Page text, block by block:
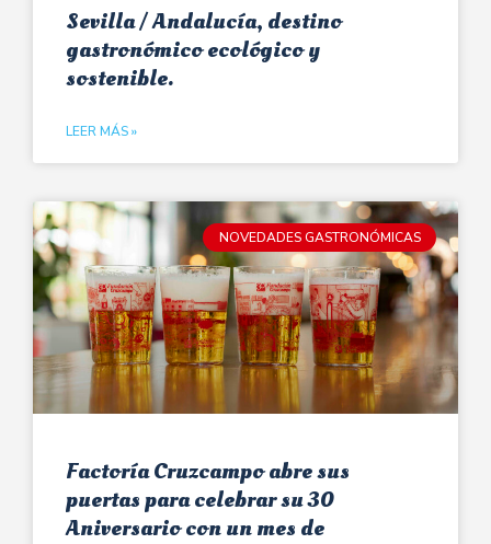
Sevilla / Andalucía, destino
gastronómico ecológico y
sostenible.
LEER MÁS »
NOVEDADES GASTRONÓMICAS
Factoría Cruzcampo abre sus
puertas para celebrar su 30
Aniversario con un mes de